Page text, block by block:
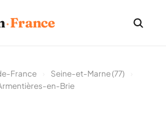
·France
France Seine-et-Marne (77)
en-Brie